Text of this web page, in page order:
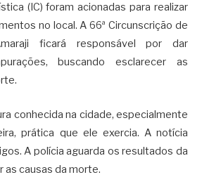
(IC) foram acionadas para realizar
no local. A 66ª Circunscrição de
ficará responsável por dar
buscando esclarecer as
conhecida na cidade, especialmente
prática que ele exercia. A notícia
A polícia aguarda os resultados da
as causas da morte.